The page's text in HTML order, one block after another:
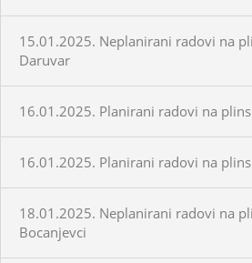
15.01.2025. Neplanirani radovi na
Daruvar
16.01.2025. Planirani radovi na
16.01.2025. Planirani radovi na
18.01.2025. Neplanirani radovi na
Bocanjevci